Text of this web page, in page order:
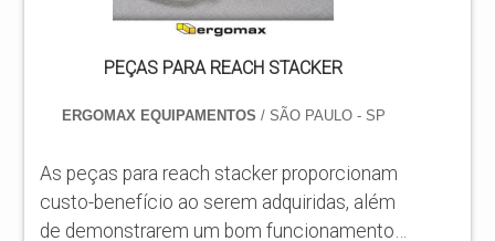
d’água; Placas...
PEÇAS PARA REACH STACKER
ERGOMAX EQUIPAMENTOS / SÃO PAULO - SP
As peças para reach stacker proporcionam
custo-benefício ao serem adquiridas, além
de demonstrarem um bom funcionamento